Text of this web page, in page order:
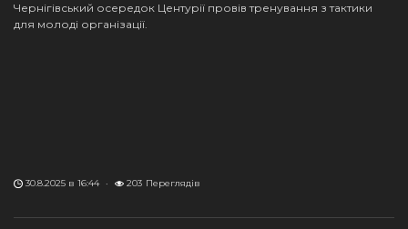
Чернігівський осередок Центурії провів тренування з тактики
для молоді організації.
30.8.2025 в 16:44 · 203 Переглядів